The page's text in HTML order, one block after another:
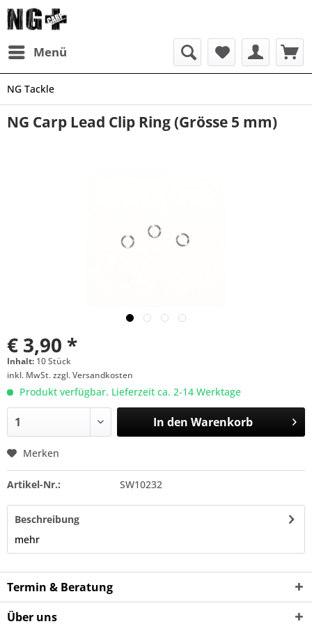
Menü
NG Tackle
NG Carp Lead Clip Ring (Grösse 5 mm)
€ 3,90 *
Inhalt: 10 Stück
inkl. MwSt. zzgl. Versandkosten
Produkt verfügbar. Lieferzeit ca. 2-14 Werktage
In den Warenkorb
Merken
Artikel-Nr.: SW10232
Beschreibung
mehr
Termin & Beratung
Über uns